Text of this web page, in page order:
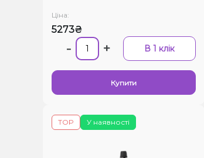
Ціна:
5273₴
- + В 1 клік
Купити
У наявності
TOP